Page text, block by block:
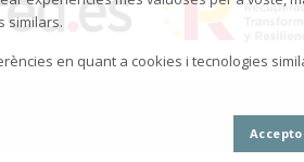
similars.
en quant a cookies i tecnologies
Accepto